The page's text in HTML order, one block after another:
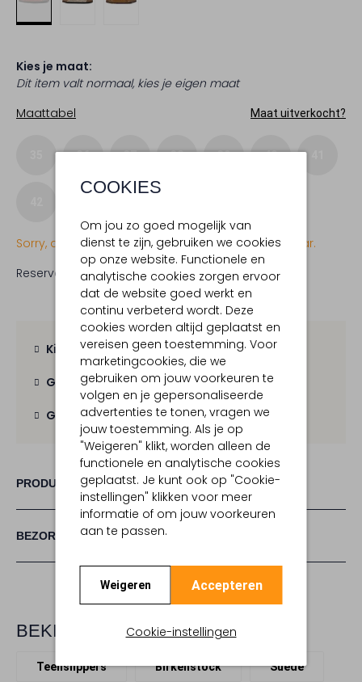
COOKIES
Om jou zo goed mogelijk van
dienst te zijn, gebruiken we cookies
op onze website. Functionele en
analytische cookies zorgen ervoor
dat de website goed werkt en
continu verbeterd wordt. Deze
cookies worden altijd geplaatst en
vereisen geen toestemming. Voor
marketingcookies, die we
gebruiken om jouw voorkeuren te
volgen en je gepersonaliseerde
advertenties te tonen, vragen we
jouw toestemming. Als je op
"Weigeren" klikt, worden alleen de
functionele en analytische cookies
geplaatst. Je kunt ook op "Cookie-
instellingen" klikken voor meer
informatie of om jouw voorkeuren
aan te passen.
Weigeren Accepteren
Cookie-instellingen
Kies je maat:
Dit item valt normaal, kies je eigen maat
Maattabel
Maat uitverkocht?
36 37 38 39 40
Sorry, dit item is momenteel (nog) niet beschikbaar.
Reserveer direct in een van onze 19 boutiques
Kies zelf je bezorgmoment
Gratis verzendingvanaf € 100,-
Gratis retourbinnen 30 dagen
PRODUCT INFORMATIE
BEZORGEN & RETOURNEREN
BEKIJK MEER
Teenslippers Birkenstock Suède